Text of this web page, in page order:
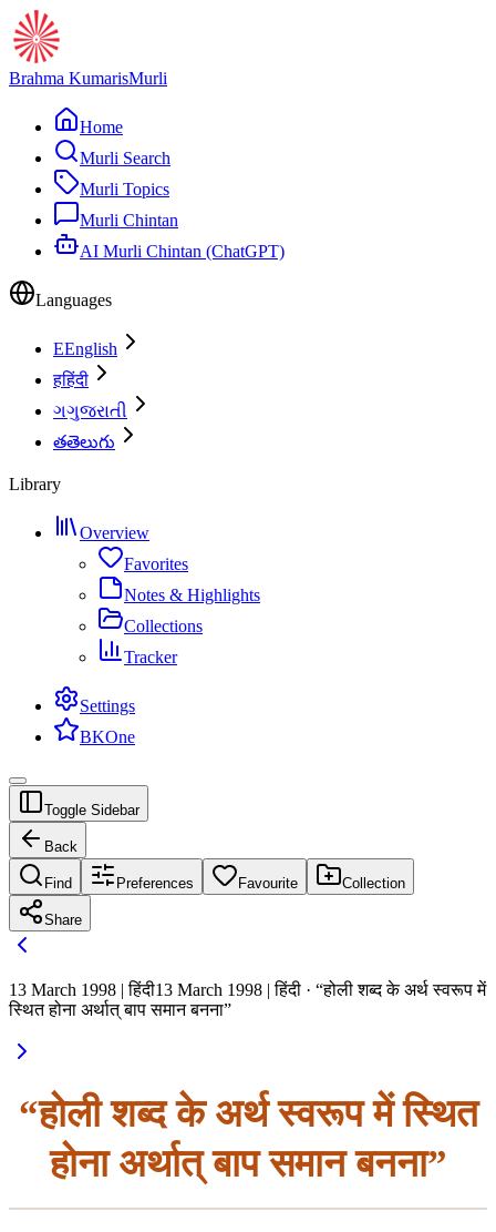
Brahma KumarisMurli
Home
Murli Search
Murli Topics
Murli Chintan
AI Murli Chintan (ChatGPT)
Languages
EEnglish
हहिंदी
ગગુજરાતી
తతెలుగు
Library
Overview
Favorites
Notes & Highlights
Collections
Tracker
Settings
BKOne
Toggle Sidebar
Back
Find Preferences Favourite Collection
Share
13 March 1998 | हिंदी13 March 1998 | हिंदी · “होली शब्द के अर्थ स्वरूप में
स्थित होना अर्थात् बाप समान बनना”
“होली शब्द के अर्थ स्वरूप में स्थित
होना अर्थात् बाप समान बनना”